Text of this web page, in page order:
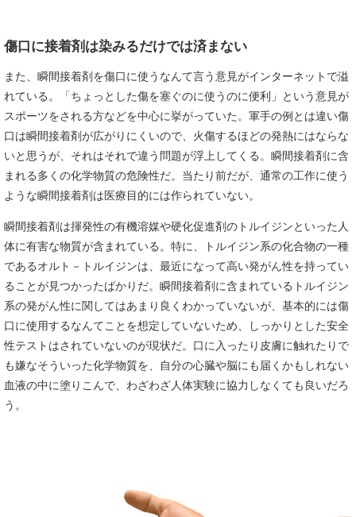
傷口に接着剤は染みるだけでは済まない
また、瞬間接着剤を傷口に使うなんて言う意見がインターネットで溢
れている。「ちょっとした傷を塞ぐのに使うのに便利」という意見が
スポーツをされる方などを中心に挙がっていた。軍手の例とは違い傷
口は瞬間接着剤が広がりにくいので、火傷するほどの発熱にはならな
いと思うが、それはそれで違う問題が浮上してくる。瞬間接着剤に含
まれる多くの化学物質の危険性だ。当たり前だが、通常の工作に使う
ような瞬間接着剤は医療目的には作られていない。
瞬間接着剤は揮発性の有機溶媒や硬化促進剤のトルイジンといった人
体に有害な物質が含まれている。特に、トルイジン系の化合物の一種
であるオルト－トルイジンは、最近になって高い発がん性を持ってい
ることが見つかったばかりだ。瞬間接着剤に含まれているトルイジン
系の発がん性に関してはあまり良くわかっていないが、基本的には傷
口に使用するなんてことを想定していないため、しっかりとした安全
性テストはされていないのが現状だ。口に入ったり皮膚に触れたりで
も嫌なそういった化学物質を、自分の心臓や脳にも届くかもしれない
血液の中に塗りこんで、わざわざ人体実験に協力しなくても良いだろ
う。